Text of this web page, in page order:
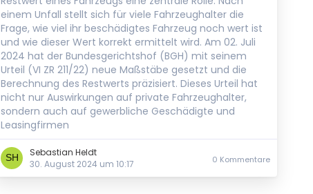
einem Unfall stellt sich für viele Fahrzeughalter die
Frage, wie viel ihr beschädigtes Fahrzeug noch wert ist
und wie dieser Wert korrekt ermittelt wird. Am 02. Juli
2024 hat der Bundesgerichtshof (BGH) mit seinem
Urteil (VI ZR 211/22) neue Maßstäbe gesetzt und die
Berechnung des Restwerts präzisiert. Dieses Urteil hat
nicht nur Auswirkungen auf private Fahrzeughalter,
sondern auch auf gewerbliche Geschädigte und
Leasingfirmen
Sebastian Heldt
30. August 2024 um 10:17
0 Kommentare